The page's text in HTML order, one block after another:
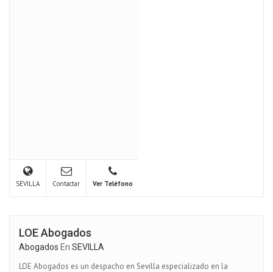
SEVILLA Contactar Ver Teléfono
LOE Abogados
Abogados En SEVILLA
LOE Abogados es un despacho en Sevilla especializado en la